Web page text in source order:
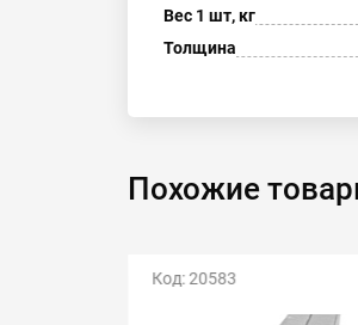
Вес 1 шт, кг
Толщина
Похожие
Код: 20583